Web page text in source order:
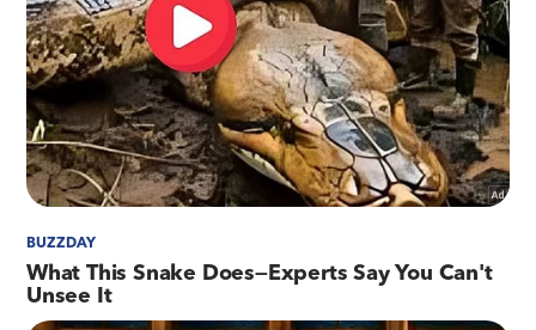
horizontal e vertical. Será realizada também a
colocação de 102 postes de nove metros de
altura.
"Estamos acompanhando diariamente cada
importante para o nosso estado. São décadas de